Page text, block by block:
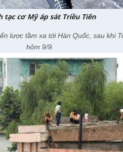
tạc cơ Mỹ áp sát Triều Tiên
lược tầm xa tới Hàn Quốc, sau khi
hôm 9/9.